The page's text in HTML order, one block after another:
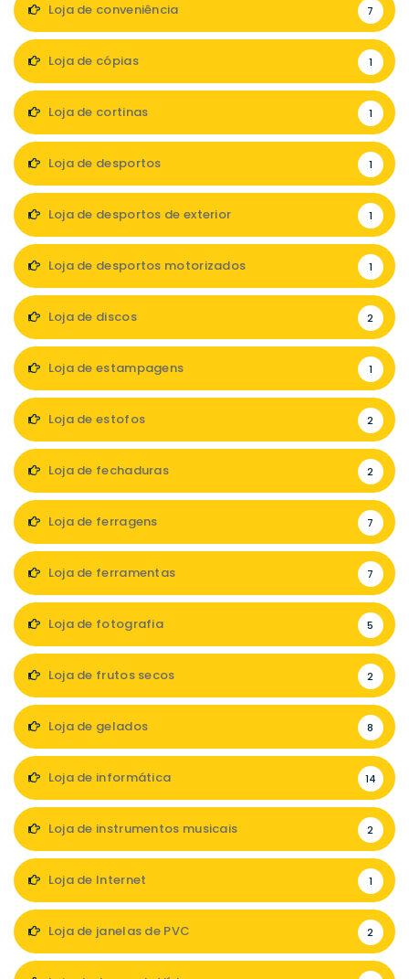
Loja de conveniência 7
Loja de cópias 1
Loja de cortinas 1
Loja de desportos 1
Loja de desportos de exterior 1
Loja de desportos motorizados 1
Loja de discos 2
Loja de estampagens 1
Loja de estofos 2
Loja de fechaduras 2
Loja de ferragens 7
Loja de ferramentas 7
Loja de fotografia 5
Loja de frutos secos 2
Loja de gelados 8
Loja de informática 14
Loja de instrumentos musicais 2
Loja de Internet 1
Loja de janelas de PVC 2